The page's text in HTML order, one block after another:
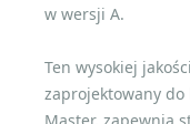
w wersji A.
Ten wysokiej
zaprojektowany